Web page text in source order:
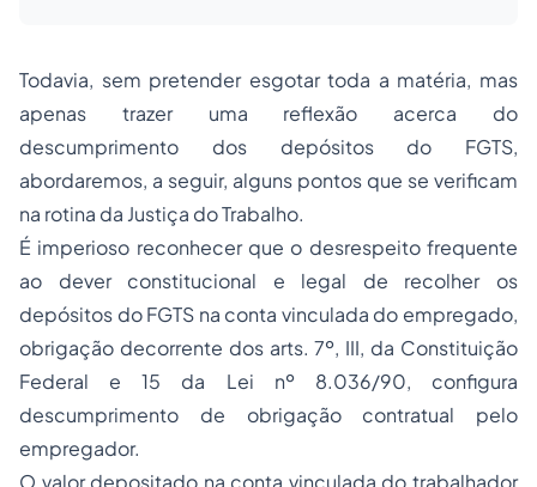
Todavia, sem pretender esgotar toda a matéria, mas
apenas trazer uma reflexão acerca do
descumprimento dos depósitos do FGTS,
abordaremos, a seguir, alguns pontos que se verificam
na rotina da Justiça do Trabalho.
É imperioso reconhecer que o desrespeito frequente
ao dever constitucional e legal de recolher os
depósitos do FGTS na conta vinculada do empregado,
obrigação decorrente dos arts. 7º, III, da Constituição
Federal e 15 da Lei nº 8.036/90, configura
descumprimento de obrigação contratual pelo
empregador.